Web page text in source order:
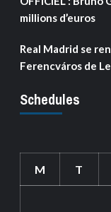
millions d’euros
Real Madrid se
Ferencváros de
Schedules
M T